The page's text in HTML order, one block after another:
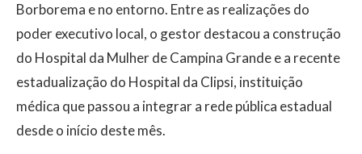
Borborema e no entorno. Entre as realizações do
poder executivo local, o gestor destacou a construção
do Hospital da Mulher de Campina Grande e a recente
estadualização do Hospital da Clipsi, instituição
médica que passou a integrar a rede pública estadual
desde o início deste mês.